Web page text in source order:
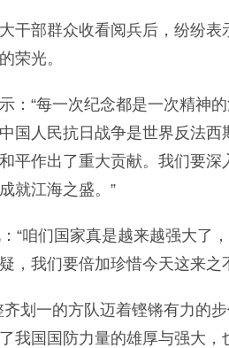
部群众收看阅兵后，纷纷表
荣光。
“每一次纪念都是一次精神
国人民抗日战争是世界反法
平作出了重大贡献。我们要深
就江海之盛。”
们国家真是越来越强大了，
，我们要倍加珍惜今天这来之
一的方队迈着铿锵有力的步
我国国防力量的雄厚与强大